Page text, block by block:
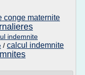
conge maternite
indemnite
/ calcul indemnite